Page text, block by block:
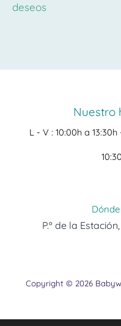
deseos
Nuestro
L - V : 10:00h a 13:30h
P.º de la
Copyright © 2026